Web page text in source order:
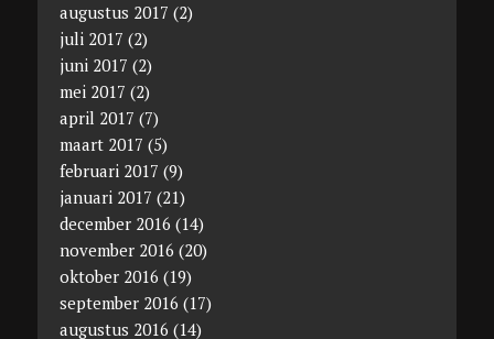
augustus 2017 (2)
juli 2017 (2)
juni 2017 (2)
mei 2017 (2)
april 2017 (7)
maart 2017 (5)
februari 2017 (9)
januari 2017 (21)
december 2016 (14)
november 2016 (20)
oktober 2016 (19)
september 2016 (17)
augustus 2016 (14)